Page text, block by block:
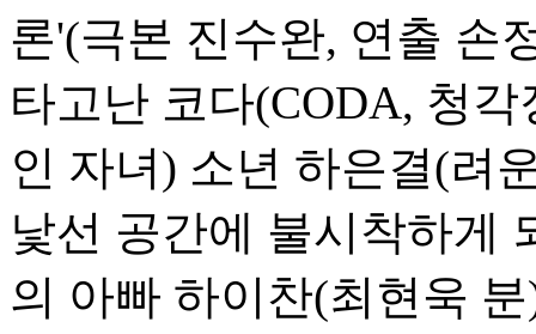
론'(극본 진수완, 연출 손
타고난 코다(CODA, 청
인 자녀) 소년 하은결(려
낯선 공간에 불시착하게
의 아빠 하이찬(최현욱